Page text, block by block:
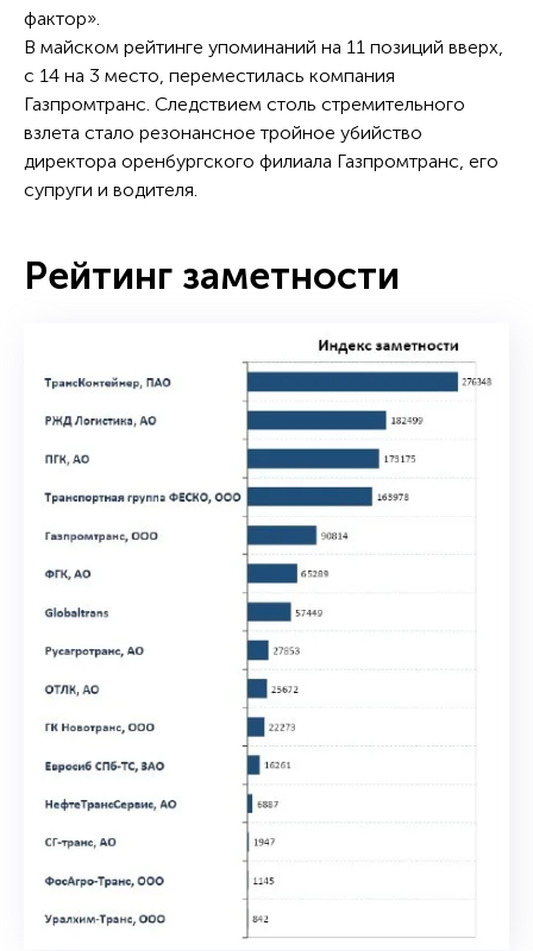
фактор».
В майском рейтинге упоминаний на 11 позиций вверх,
с 14 на 3 место, переместилась компания
Газпромтранс. Следствием столь стремительного
взлета стало резонансное тройное убийство
директора оренбургского филиала Газпромтранс, его
супруги и водителя.
Рейтинг заметности